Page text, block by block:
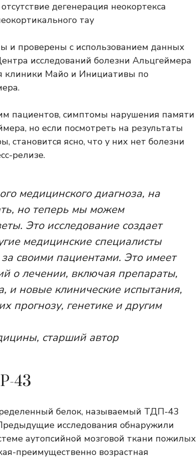
дегенерация неокортекса
тау
и проверены с использованием данных
исследований болезни Альцгеймера
клиники Майо и Инициативы по
пациентов, симптомы нарушения памяти
но если посмотреть на результаты
становится ясно, что у них нет болезни
релизе.
медицинского диагноза, на
но теперь мы можем
Это исследование создает
медицинские специалисты
своими пациентами. Это имеет
о лечении, включая препараты,
новые клинические испытания,
прогнозу, генетике и другим
старший автор
43
белок, называемый ТДП-43
исследования обнаружили
аутопсийной мозговой ткани пожилых
преимущественно возрастная